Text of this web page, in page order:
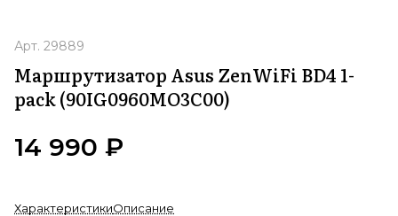
Арт. 29889
Маршрутизатор Asus ZenWiFi BD4 1-
pack (90IG0960MO3C00)
14 990 ₽
ХарактеристикиОписание